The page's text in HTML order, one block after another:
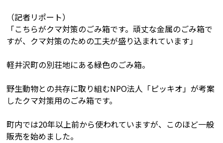
（記者リポート）
「こちらがクマ対策のごみ箱です。頑丈な金属のごみ箱で
すが、クマ対策のための工夫が盛り込まれています」
軽井沢町の別荘地にある緑色のごみ箱。
野生動物との共存に取り組むNPO法人「ピッキオ」が考案
したクマ対策用のごみ箱です。
町内では20年以上前から使われていますが、このほど一般
販売を始めました。